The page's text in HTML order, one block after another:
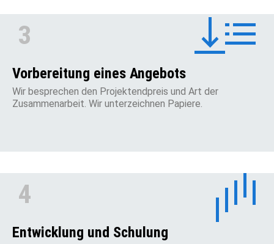
3
Vorbereitung eines Angebots
Wir besprechen den Projektendpreis und Art der
Zusammenarbeit. Wir unterzeichnen Papiere.
4
Entwicklung und Schulung